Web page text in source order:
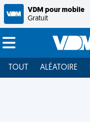
VDM pour mobile
Gratuit
TOUT ALÉATOIRE